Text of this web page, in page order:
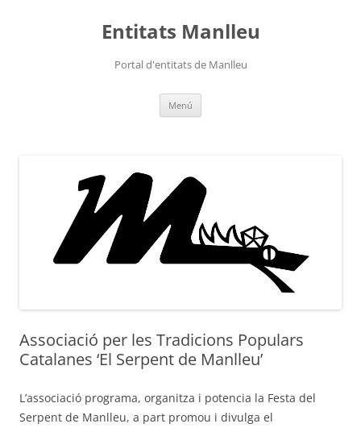
Entitats Manlleu
Portal d'entitats de Manlleu
Menú
Associació per les Tradicions Populars
Catalanes ‘El Serpent de Manlleu’
L’associació programa, organitza i potencia la Festa del
Serpent de Manlleu, a part promou i divulga el